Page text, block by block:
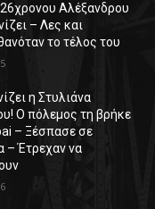
Αλέξανδρου
– Λες και
το τέλος του
η Στυλιάνα
Ο πόλεμος τη βρήκε
– Ξέσπασε σε
– Έτρεχαν να